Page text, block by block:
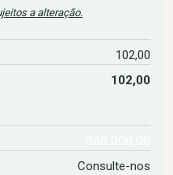
a alteração.
102,00
102,00
Consulte-nos